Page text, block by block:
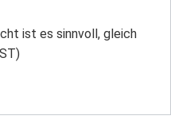
ist es sinnvoll, gleich